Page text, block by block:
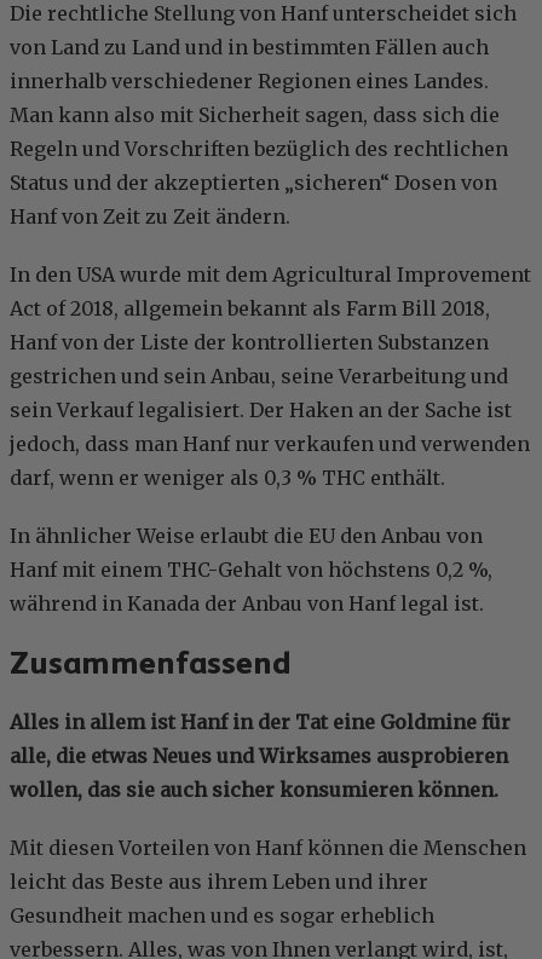
Die rechtliche Stellung von Hanf unterscheidet sich
von Land zu Land und in bestimmten Fällen auch
innerhalb verschiedener Regionen eines Landes.
Man kann also mit Sicherheit sagen, dass sich die
Regeln und Vorschriften bezüglich des rechtlichen
Status und der akzeptierten „sicheren“ Dosen von
Hanf von Zeit zu Zeit ändern.
In den USA wurde mit dem Agricultural Improvement
Act of 2018, allgemein bekannt als Farm Bill 2018,
Hanf von der Liste der kontrollierten Substanzen
gestrichen und sein Anbau, seine Verarbeitung und
sein Verkauf legalisiert. Der Haken an der Sache ist
jedoch, dass man Hanf nur verkaufen und verwenden
darf, wenn er weniger als 0,3 % THC enthält.
In ähnlicher Weise erlaubt die EU den Anbau von
Hanf mit einem THC-Gehalt von höchstens 0,2 %,
während in Kanada der Anbau von Hanf legal ist.
Zusammenfassend
Alles in allem ist Hanf in der Tat eine Goldmine für
alle, die etwas Neues und Wirksames ausprobieren
wollen, das sie auch sicher konsumieren können.
Mit diesen Vorteilen von Hanf können die Menschen
leicht das Beste aus ihrem Leben und ihrer
Gesundheit machen und es sogar erheblich
verbessern. Alles, was von Ihnen verlangt wird, ist,